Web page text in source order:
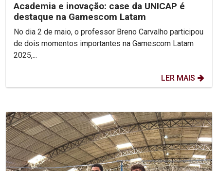
Academia e inovação: case da UNICAP é
destaque na Gamescom Latam
No dia 2 de maio, o professor Breno Carvalho participou
de dois momentos importantes na Gamescom Latam
2025,...
LER MAIS